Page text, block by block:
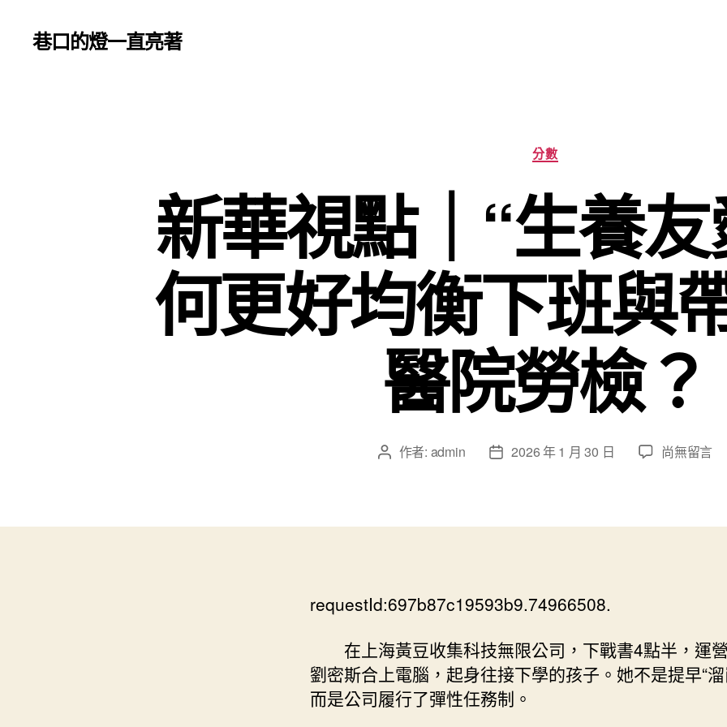
巷口的燈一直亮著
分
類
分數
新華視點｜“生養
何更好均衡下班與
醫院勞檢？
文 作者: admin
文
日
2026 年 1 月 30 日
在
點
崗”
若
何
尚無留言
requestId:697b87c19593b9.74966508.
在上海黃豆收集科技無限公司，下戰書4點半，運
劉密斯合上電腦，起身往接下學的孩子。她不是提早“溜
而是公司履行了彈性任務制。